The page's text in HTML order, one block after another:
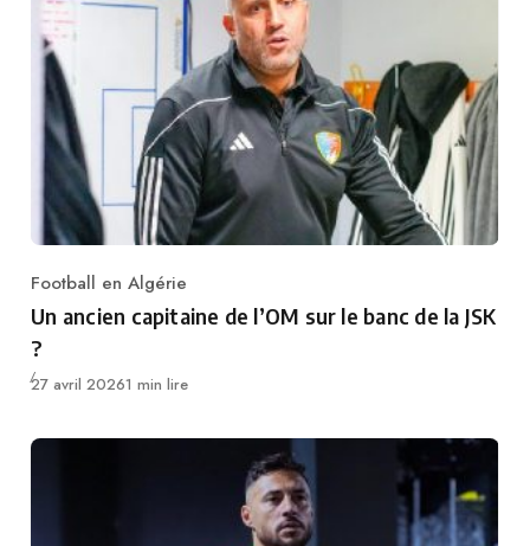
Category
Football en Algérie
Un ancien capitaine de l’OM sur le banc de la JSK
?
Publié
27 avril 20261 min lire